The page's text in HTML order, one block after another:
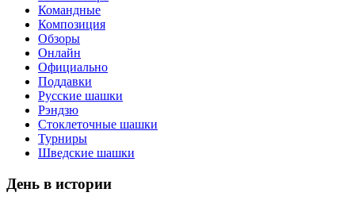
Командные
Композиция
Обзоры
Онлайн
Официально
Поддавки
Русские шашки
Рэндзю
Стоклеточные шашки
Турниры
Шведские шашки
День в истории